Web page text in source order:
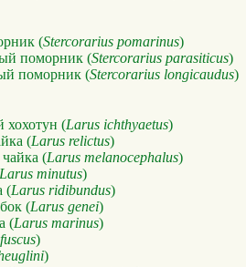
(Stercorarius pomarinus)
поморник (Stercorarius parasiticus)
поморник (Stercorarius longicaudus)
хохотун (Larus ichthyaetus)
(Larus relictus)
(Larus melanocephalus)
Larus minutus)
(Larus ridibundus)
(Larus genei)
(Larus marinus)
)
)